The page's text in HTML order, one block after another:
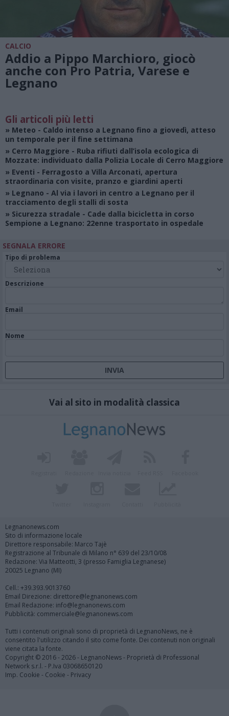
CALCIO
Addio a Pippo Marchioro, giocò
anche con Pro Patria, Varese e
Legnano
Gli articoli più letti
» Meteo - Caldo intenso a Legnano fino a giovedì, atteso
un temporale per il fine settimana
» Cerro Maggiore - Ruba rifiuti dall’isola ecologica di
Mozzate: individuato dalla Polizia Locale di Cerro Maggiore
» Eventi - Ferragosto a Villa Arconati, apertura
straordinaria con visite, pranzo e giardini aperti
» Legnano - Al via i lavori in centro a Legnano per il
tracciamento degli stalli di sosta
» Sicurezza stradale - Cade dalla bicicletta in corso
Sempione a Legnano: 22enne trasportato in ospedale
SEGNALA ERRORE
Tipo di problema
Descrizione
Email
Nome
Vai al sito in modalità classica
Legnanonews.com
Sito di informazione locale
Direttore responsabile: Marco Tajè
Registrazione al Tribunale di Milano n° 639 del 23/10/08
Redazione: Via Matteotti, 3 (presso Famiglia Legnanese)
20025 Legnano (MI)
Cell.: +39.393.9013760
Email Direzione: direttore@legnanonews.com
Email Redazione: info@legnanonews.com
Pubblicità: commerciale@legnanonews.com
Tutti i contenuti originali sono di proprietà di LegnanoNews, ne è
consentito l'utilizzo citando il sito come fonte. Dei contenuti non originali
viene citata la fonte.
Copyright © 2016 - 2026 - LegnanoNews - Proprietà di Professional
Network s.r.l. - P.Iva 03068650120
Imp. Cookie - Cookie - Privacy